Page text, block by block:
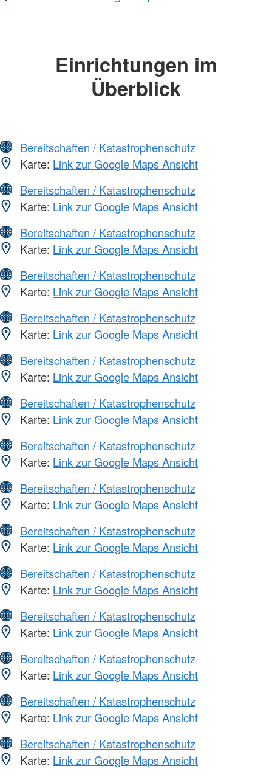
Einrichtungen im
Überblick
Bereitschaften / Katastrophenschutz
Karte: Link zur Google Maps Ansicht
Bereitschaften / Katastrophenschutz
Karte: Link zur Google Maps Ansicht
Bereitschaften / Katastrophenschutz
Karte: Link zur Google Maps Ansicht
Bereitschaften / Katastrophenschutz
Karte: Link zur Google Maps Ansicht
Bereitschaften / Katastrophenschutz
Karte: Link zur Google Maps Ansicht
Bereitschaften / Katastrophenschutz
Karte: Link zur Google Maps Ansicht
Bereitschaften / Katastrophenschutz
Karte: Link zur Google Maps Ansicht
Bereitschaften / Katastrophenschutz
Karte: Link zur Google Maps Ansicht
Bereitschaften / Katastrophenschutz
Karte: Link zur Google Maps Ansicht
Bereitschaften / Katastrophenschutz
Karte: Link zur Google Maps Ansicht
Bereitschaften / Katastrophenschutz
Karte: Link zur Google Maps Ansicht
Bereitschaften / Katastrophenschutz
Karte: Link zur Google Maps Ansicht
Bereitschaften / Katastrophenschutz
Karte: Link zur Google Maps Ansicht
Bereitschaften / Katastrophenschutz
Karte: Link zur Google Maps Ansicht
Bereitschaften / Katastrophenschutz
Karte: Link zur Google Maps Ansicht